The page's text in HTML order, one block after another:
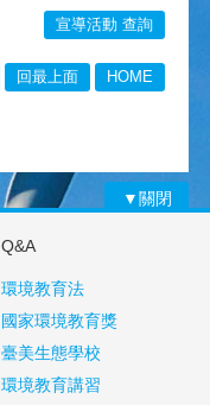
宣導活動 查詢
回最上面 HOME
▼關閉
Q&A
環境教育法
國家環境教育獎
臺美生態學校
環境教育講習